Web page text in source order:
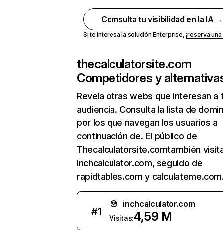
Comsulta tu visibilidad en la IA →
Si te interesa la solución Enterprise,¡reserva
thecalculatorsite.com
Competidores y
Revela otras webs que interesan a
audiencia. Consulta la lista de
por los que navegan los usuarios a
continuación de. El público de
Thecalculatorsite.comtambién
inchcalculator.com, seguido de
rapidtables.com y
#1
inchcalculator.com
Visitas:4,59 M